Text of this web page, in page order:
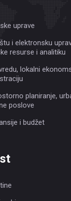
uprave
i elektronsku
resurse i analitiku
lokalni
planiranje,
poslove
i budžet